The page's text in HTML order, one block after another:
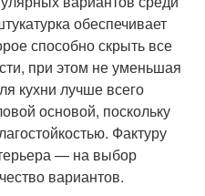
обеспечивает
способно скрыть все
при этом не уменьшая
кухни лучше всего
основой, поскольку
Фактуру
— на выбор
вариантов.